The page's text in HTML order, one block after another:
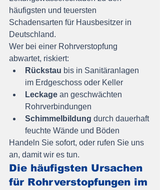
häufigsten und teuersten
Schadensarten für Hausbesitzer in
Deutschland.
Wer bei einer Rohrverstopfung
abwartet, riskiert:
Rückstau bis in Sanitäranlagen
im Erdgeschoss oder Keller
Leckage an geschwächten
Rohrverbindungen
Schimmelbildung durch dauerhaft
feuchte Wände und Böden
Handeln Sie sofort, oder rufen Sie uns
an, damit wir es tun.
Die häufigsten Ursachen
für Rohrverstopfungen im